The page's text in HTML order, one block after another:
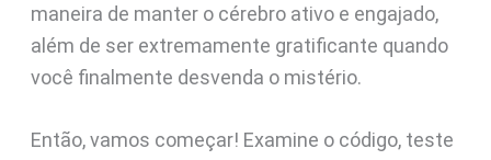
maneira de manter o cérebro ativo e engajado,
além de ser extremamente gratificante quando
você finalmente desvenda o mistério.
Então, vamos começar! Examine o código, teste